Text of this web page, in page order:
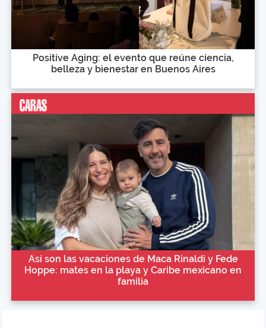
Positive Aging: el evento que reúne ciencia,
belleza y bienestar en Buenos Aires
Así son las vacaciones de Maca Rinaldi y Fede
Hoppe: mates en la playa y Caribe mexicano en
familia